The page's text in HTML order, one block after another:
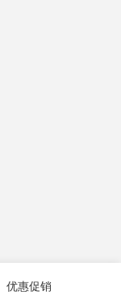
优惠促销